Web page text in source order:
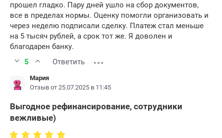
прошел гладко. Пару дней ушло на сбор документов,
все в пределах нормы. Оценку помогли организовать и
через неделю подписали сделку. Платеж стал меньше
на 5 тысяч рублей, а срок тот же. Я доволен и
благодарен банку.
5
Ответить
Мария
Отзыв от 25.07.2025 в 11:45
Выгодное рефинансирование, сотрудники
вежливые)